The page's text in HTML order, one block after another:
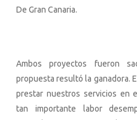
De Gran Canaria.
Ambos proyectos fueron
propuesta resultó la ganadora.
prestar nuestros servicios en
tan importante labor